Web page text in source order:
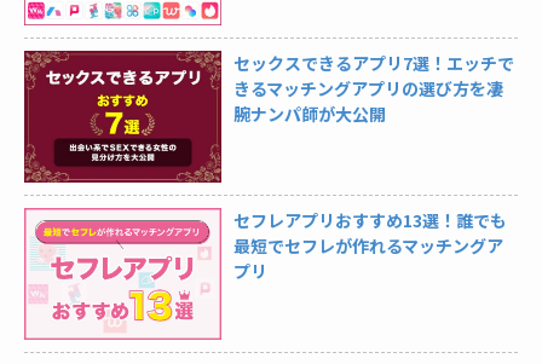
セックスできるアプリ7選！エッチで
きるマッチングアプリの選び方を凄
腕ナンパ師が大公開
セフレアプリおすすめ13選！誰でも
最短でセフレが作れるマッチングア
プリ